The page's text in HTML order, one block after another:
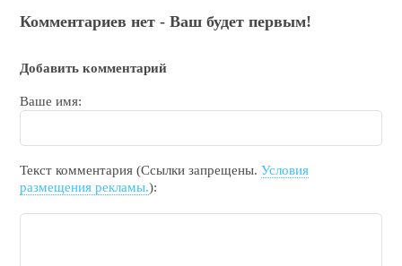
Комментариев нет - Ваш будет первым!
Добавить комментарий
Ваше имя:
Текст комментария (Ссылки запрещены.Условия
размещения рекламы.):